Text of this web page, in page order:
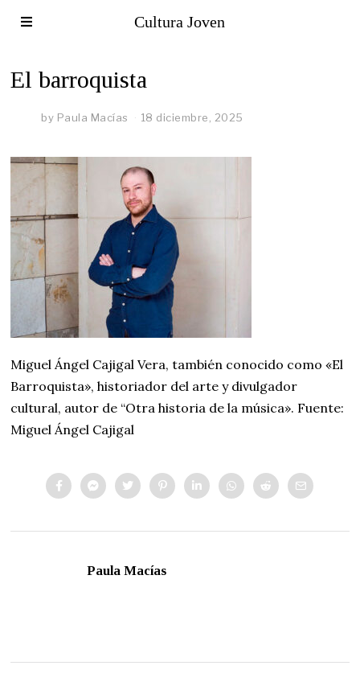
Cultura Joven
El barroquista
by Paula Macías 18 diciembre, 2025
Miguel Ángel Cajigal Vera, también conocido como «El
Barroquista», historiador del arte y divulgador
cultural, autor de “Otra historia de la música». Fuente:
Miguel Ángel Cajigal
Paula Macías